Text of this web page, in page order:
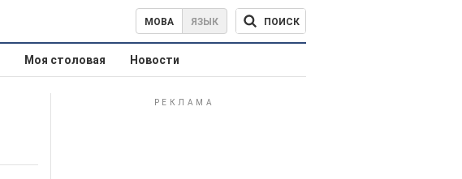
МОВА ЯЗЫК ПОИСК
Моя столовая Новости